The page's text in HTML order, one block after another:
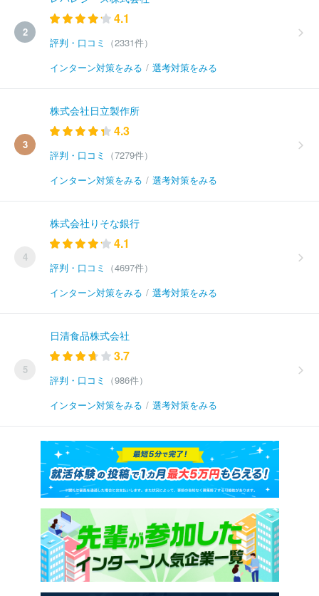
2
4.1
評判・口コミ
（2331件）
インターン対策をみる / 選考対策をみる
3
株式会社日立製作所
4.3
評判・口コミ
（7279件）
インターン対策をみる / 選考対策をみる
4
株式会社りそな銀行
4.1
評判・口コミ
（4697件）
インターン対策をみる / 選考対策をみる
5
日清食品株式会社
3.7
評判・口コミ
（986件）
インターン対策をみる / 選考対策をみる